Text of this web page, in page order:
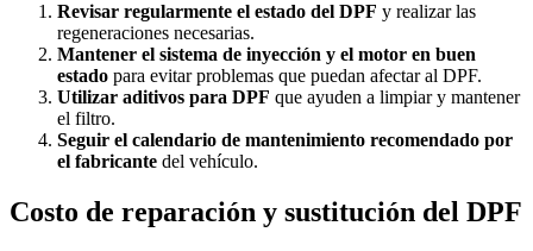
Revisar regularmente el estado del DPF y realizar las
regeneraciones necesarias.
Mantener el sistema de inyección y el motor en buen
estado para evitar problemas que puedan afectar al DPF.
Utilizar aditivos para DPF que ayuden a limpiar y mantener
el filtro.
Seguir el calendario de mantenimiento recomendado por
el fabricante del vehículo.
Costo de reparación y sustitución del DPF